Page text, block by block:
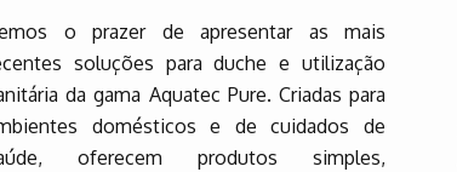
o prazer de apresentar as mais
soluções para duche e utilização
da gama Aquatec Pure. Criadas para
domésticos e de cuidados de
oferecem produtos simples,